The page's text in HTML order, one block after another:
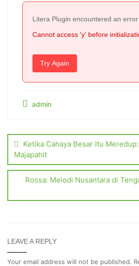
Litera Plugin encountered an error
Cannot access 'y' before
Try Again
admin
Ketika Cahaya Besar Itu
Majapahit
Rossa: Melodi Nusantara di
LEAVE A REPLY
Your email address will not be published.